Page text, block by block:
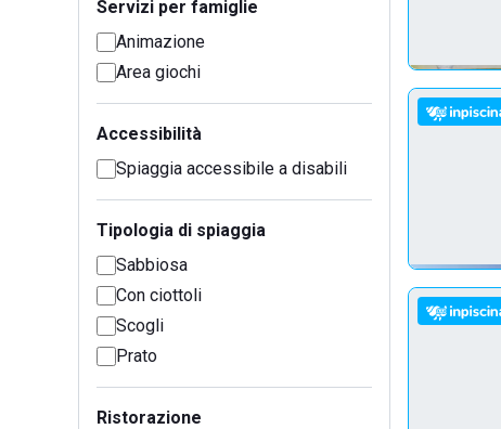
Servizi per famiglie
Animazione
Area giochi
Accessibilità
Spiaggia accessibile a disabili
Tipologia di spiaggia
Sabbiosa
Con ciottoli
Scogli
Prato
Ristorazione